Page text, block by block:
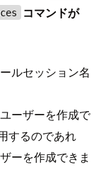
コマンドが
ルセッション名
ーザーを作成で
するのであれ
ーを作成できま